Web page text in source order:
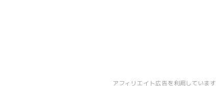
アフィリエイト広告を利用しています